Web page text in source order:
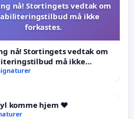
nå! Stortingets vedtak om
må ikke
forkastes.
nå! Stortingets vedtak om
må ikke
komme hjem ❤️